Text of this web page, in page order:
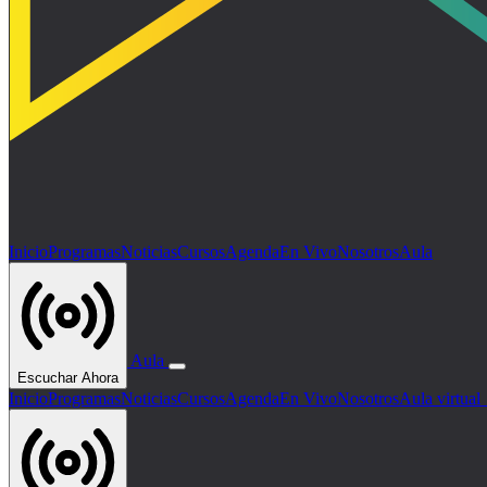
InicioProgramasNoticiasCursosAgendaEn VivoNosotrosAula
Escuchar Ahora
Aula
InicioProgramasNoticiasCursosAgendaEn VivoNosotrosAula